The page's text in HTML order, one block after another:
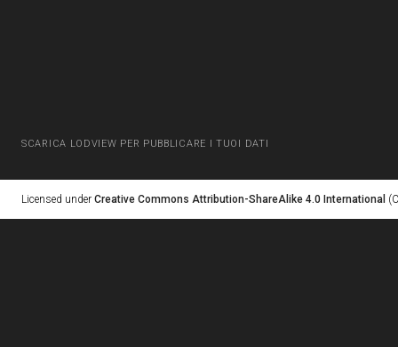
SCARICA LODVIEW PER PUBBLICARE I TUOI DATI
Licensed under Creative Commons Attribution-ShareAlike 4.0 International